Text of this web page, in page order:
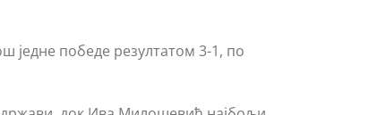
једне победе резултатом 3-1, по